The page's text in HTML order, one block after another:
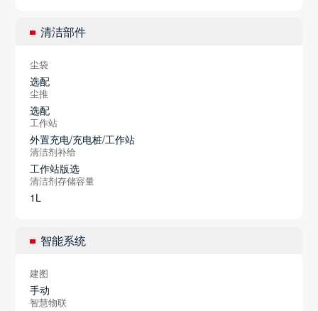
清洁部件
尘袋
选配
尘推
选配
工作站
外置充电/充电桩/工作站
清洁剂补给
工作站版选
清洁剂存储容量
1L
智能系统
建图
手动
智慧物联